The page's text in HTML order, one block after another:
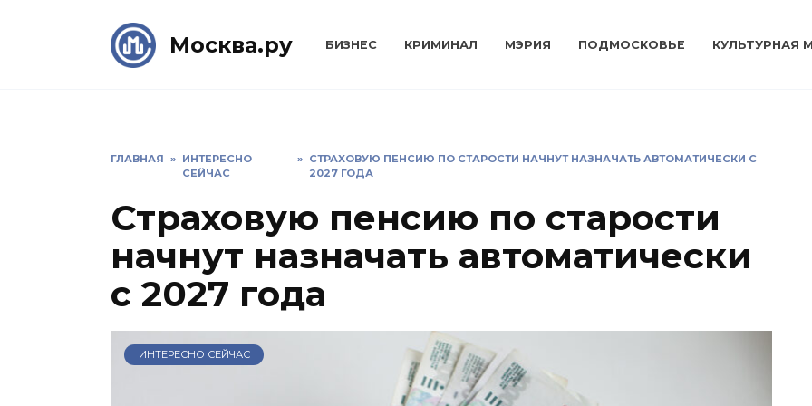
Москва.ру БИЗНЕС КРИМИНАЛ МЭРИЯ ПОДМОСКОВЬЕ КУЛЬТУРНАЯ
ГЛАВНАЯ » ИНТЕРЕСНО
СЕЙЧАС
» СТРАХОВУЮ ПЕНСИЮ ПО СТАРОСТИ НАЧНУТ НАЗНАЧАТЬ АВТОМАТИЧЕСКИ С
2027 ГОДА
Страховую пенсию по старости
начнут назначать автоматически
с 2027 года
ИНТЕРЕСНО СЕЙЧАС